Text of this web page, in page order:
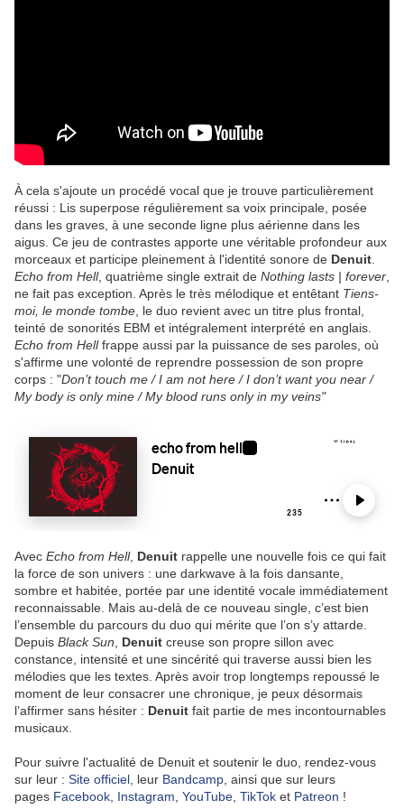
À cela s'ajoute un procédé vocal que je trouve particulièrement
réussi : Lis superpose régulièrement sa voix principale, posée
dans les graves, à une seconde ligne plus aérienne dans les
aigus. Ce jeu de contrastes apporte une véritable profondeur aux
morceaux et participe pleinement à l'identité sonore de Denuit
Echo from Hell, quatrième single extrait de Nothing lasts | forever
ne fait pas exception. Après le très mélodique et entêtant Tiens-
moi, le monde tombe , le duo revient avec un titre plus frontal,
teinté de sonorités EBM et intégralement interprété en anglais.
Echo from Hellfrappe aussi par la puissance de ses paroles, où
s'affirme une volonté de reprendre possession de son propre
corps : "Don’t touch me / I am not here / I don’t want you near /
My body is only mine / My blood runs only in my veins"
Avec Echo from Hell, Denuit rappelle une nouvelle fois ce qui fait
la force de son univers : une darkwave à la fois dansante,
sombre et habitée, portée par une identité vocale immédiatement
reconnaissable. Mais au-delà de ce nouveau single, c’est bien
l’ensemble du parcours du duo qui mérite que l’on s’y attarde.
Depuis Black Sun Denuit creuse son propre sillon avec
constance, intensité et une sincérité qui traverse aussi bien les
mélodies que les textes. Après avoir trop longtemps repoussé le
moment de leur consacrer une chronique, je peux désormais
l’affirmer sans hésiter : Denuit fait partie de mes incontournables
musicaux.
Pour suivre l'actualité de Denuit et soutenir le duo, rendez-vous
sur leur : Site officiel , leur Bandcamp , ainsi que sur leurs
pages Facebook Instagram YouTube TikTok et Patreon !